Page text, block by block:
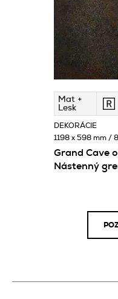
Mat +
Lesk
Grand Cave
Nástenný
DEKORÁCIE
1198 x 598 mm /